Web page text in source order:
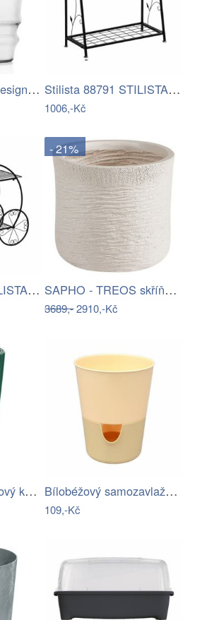
Ichendorf Milano designové květináče… Stilista 88791 STILISTA Stojan na…
1006,-Kč
Stilista 88789 STILISTA Stojan na…
- 21%
SAPHO - TREOS skříňka horní dvířková…
3689,-2910,-Kč
Prosperplast Plastový květináč OROS 39… Bílobéžový samozavlažovací květináč…
109,-Kč